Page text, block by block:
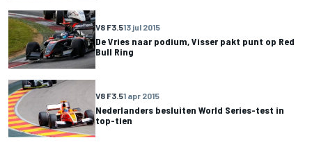
V8 F3.513 jul 2015
De Vries naar podium, Visser pakt punt op Red
Bull Ring
V8 F3.51 apr 2015
Nederlanders besluiten World Series-test in
top-tien